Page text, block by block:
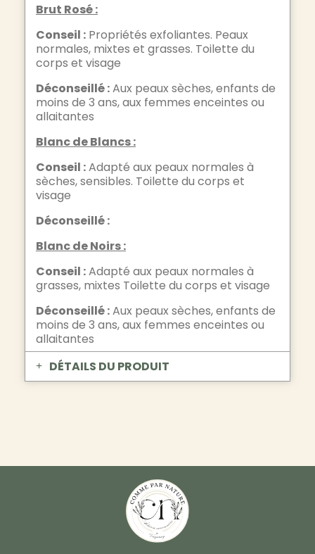
Brut Rosé :
Conseil : Propriétés exfoliantes. Peaux
normales, mixtes et grasses. Toilette du
corps et visage
Déconseillé :Aux peaux sèches, enfants de
moins de 3 ans, aux femmes enceintes ou
allaitantes
Blanc de Blancs :
Conseil :Adapté aux peaux normales à
sèches, sensibles. Toilette du corps et
visage
Déconseillé :
Blanc de Noirs :
Conseil :Adapté aux peaux normales à
grasses, mixtes Toilette du corps et visage
Déconseillé :Aux peaux sèches, enfants de
moins de 3 ans, aux femmes enceintes ou
allaitantes
DÉTAILS DU PRODUIT